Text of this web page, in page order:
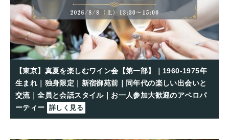
【東京】真夏を楽しむワイン会【第一部】｜1960-1975年
生まれ｜独身限定｜新宿御苑前｜同年代の楽しい出会いと
交流｜全員と会話スタイル｜お一人参加大歓迎のアペロパ
ーティー 詳しく見る